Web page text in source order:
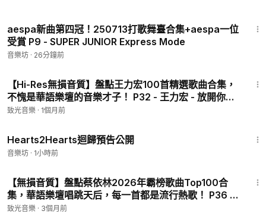
aespa新曲第四冠！250713打歌舞臺合集+aespa一位
受賞 P9 - SUPER JUNIOR Express Mode
音樂坊 · 26分鐘前
【Hi-Res無損音質】盤點王力宏100首精選歌曲合集，
不愧是華語樂壇的音樂才子！ P32 - 王力宏 - 放開你的
心
致光音樂 · 1個月前
Hearts2Hearts迴歸預告公開
音樂坊 · 1小時前
【無損音質】盤點蔡依林2026年霸榜歌曲Top100合
集，華語樂壇唱跳天后，每一首都是流行熱歌！ P36 -
假面的告白
致光音樂 · 3個月前